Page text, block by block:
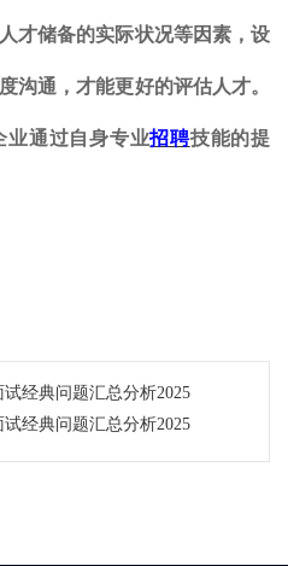
才储备的实际状况等因素，设
沟通，才能更好的评估人才。
业通过自身专业招聘技能的提
经典问题汇总分析2025
经典问题汇总分析2025